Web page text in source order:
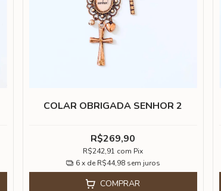
COLAR OBRIGADA SENHOR 2
R$269,90
R$242,91 com Pix
6x de R$44,98 sem juros
COMPRAR